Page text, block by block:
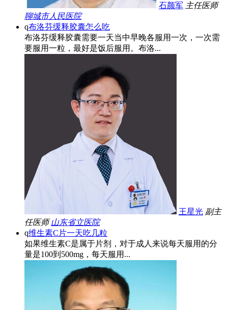
石颜军 主任医师
聊城市人民医院
q布洛芬缓释胶囊怎么吃
布洛芬缓释胶囊需要一天当中早晚各服用一次，一次需
要服用一粒，最好是饭后服用。布洛...
王星光 副主
任医师 山东省立医院
q维生素C片一天吃几粒
如果维生素C是属于片剂，对于成人来说每天服用的分
量是100到500mg，每天服用...